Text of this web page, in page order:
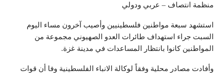
منظمة انتصاف – عربي ودولي
استشهد سبعة مواطنين فلسطينيين وأصيب آخرون مساء اليوم
السبت جراء استهداف طائرات العدو الصهيوني مجموعة من
المواطنين كانوا بانتظار المساعدات في مدينة غزة.
وأفادت مصادر محلية وفقاً لوكالة الانباء الفلسطينية وفا أن قوات